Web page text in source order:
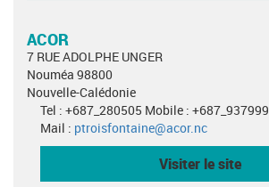
ACOR
7 RUE ADOLPHE UNGER
Nouméa 98800
Nouvelle-Calédonie
Tel : +687_280505 Mobile : +687_937999
Mail : ptroisfontaine@acor.nc
Visiter le site